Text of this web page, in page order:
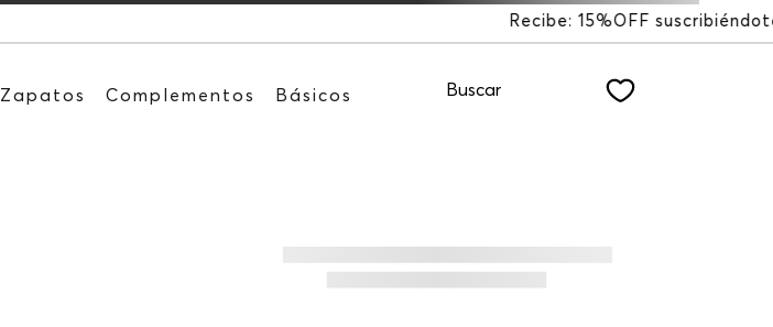
Recibe: 15%OFF suscribiéndote a nuestro NEWSLETTER
Zapatos Complementos Básicos Buscar